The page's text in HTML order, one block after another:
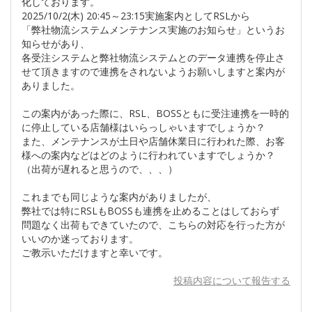
2025/10/2(木) 20:45～23:15実施案内としてRSLから
「弊社物流システムメンテナンス実施のお知らせ」というお
知らせがあり、
各受注システムと弊社物流システムとのデータ連携を停止さ
せて頂きますので連携をされないようお願いしますと案内が
ありました。
この案内があった際に、RSL、BOSSともに受注連携を一時的
に停止している店舗様はいらっしゃいますでしょうか？
また、メンテナンスが土日や店舗休業日に行われた際、お客
様への案内などはどのように行われていますでしょうか？
（出荷が遅れると思うので、、、）
これまでも同じような案内がありましたが、
弊社では特にRSLもBOSSも連携を止めることはしておらず
問題なく出荷もできていたので、こちらの対応を行った方が
いいのか迷っております。
ご教示いただけますと幸いです。
投稿内容について報告する